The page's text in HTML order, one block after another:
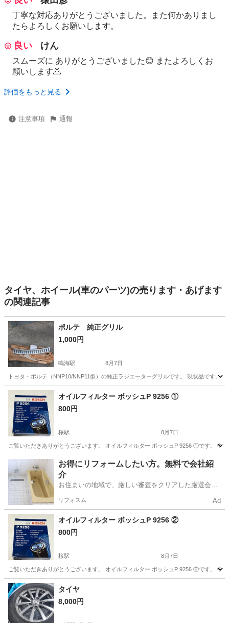
丁寧な対応ありがとうございました。また何かありまし
たらよろしくお願いします。
良い けん
スムーズに ありがとうございました😊 またよろしくお
願いします🙇
評価をもっと見る
注意事項 通報
タイヤ、ホイール(車のパーツ)の売ります・あげます
の関連記事
ポルテ 純正グリル
1,000円
鳴海駅 8月7日
トヨタ・ポルテ（NNP10/NNP11型）の純正ラジエーターグリルです。 現状品です。
愛知 名古屋市 鳴海駅 パーツ
オイルフィルター ボッシュP 9256 ①
800円
桜駅 8月7日
ご覧いただきありがとうございます。 オイルフィルター ボッシュP 9256 ①です。 中
名古屋市 桜駅 メンテナンス用品
お得にリフォームしたい方。無料で会社紹
介
お住まいの地域で、厳しい審査をクリアした厳選会社
リフォスム Ad
オイルフィルター ボッシュP 9256 ②
800円
桜駅 8月7日
ご覧いただきありがとうございます。 オイルフィルター ボッシュP 9256 ②です。 中
愛知 名古屋市 桜駅
タイヤ
8,000円